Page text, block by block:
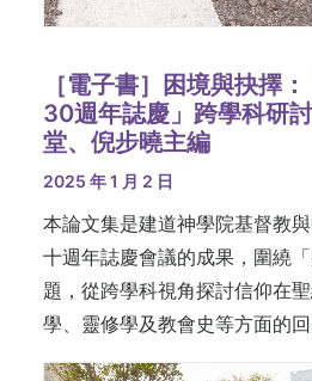
［電子書］困境與抉擇
30週年誌慶」跨學科研
堂、倪步曉主編
2025 年 1 月 2 日
本論文集是建道神學院基督教
十週年誌慶會議的成果，圍繞
題，從跨學科視角探討信仰在
學、靈修學及教會史等方面的回